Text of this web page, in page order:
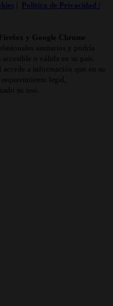
|
Politica de Privacidad /
y Google Chrome
sanitarios y podría
o válida en su país.
accede a información que en su
legal,
su uso.